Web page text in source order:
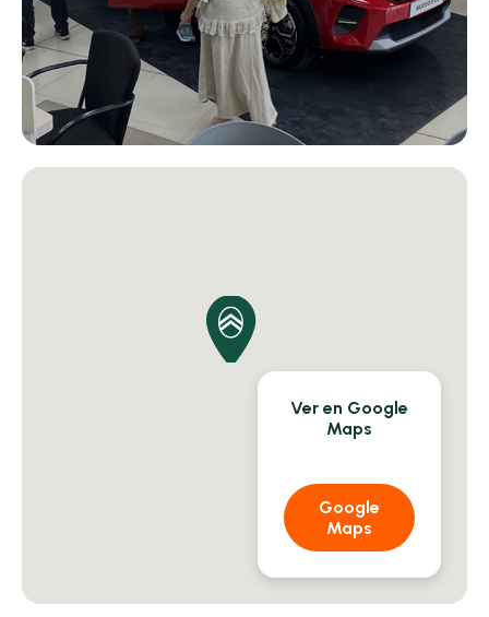
Ver en Google
Maps
Google
Maps